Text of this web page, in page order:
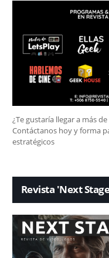
¿Te gustaría llegar a más
Contáctanos hoy y forma
estratégicos
Revista 'Next